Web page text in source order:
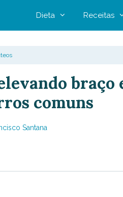
Dieta Receitas
braço
comuns
Santana